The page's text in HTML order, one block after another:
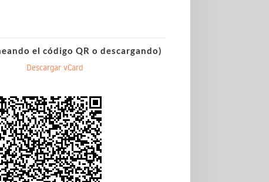
el código QR o descargando)
Descargar vCard